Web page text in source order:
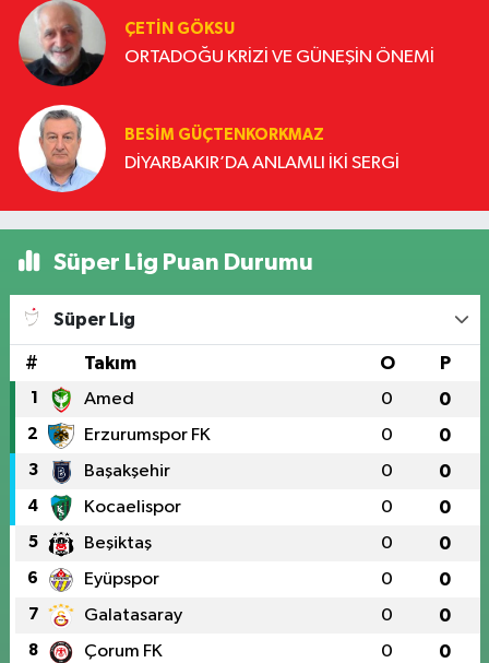
ÇETIN GÖKSU
ORTADOĞU KRİZİ VE GÜNEŞİN ÖNEMİ
BESIM GÜÇTENKORKMAZ
DİYARBAKIR’DA ANLAMLI İKİ SERGİ
Süper Lig Puan Durumu
Süper Lig
# Takım O P
1 Amed 0 0
2 Erzurumspor FK 0 0
3 Başakşehir 0 0
4 Kocaelispor 0 0
5 Beşiktaş 0 0
6 Eyüpspor 0 0
7 Galatasaray 0 0
8 Çorum FK 0 0